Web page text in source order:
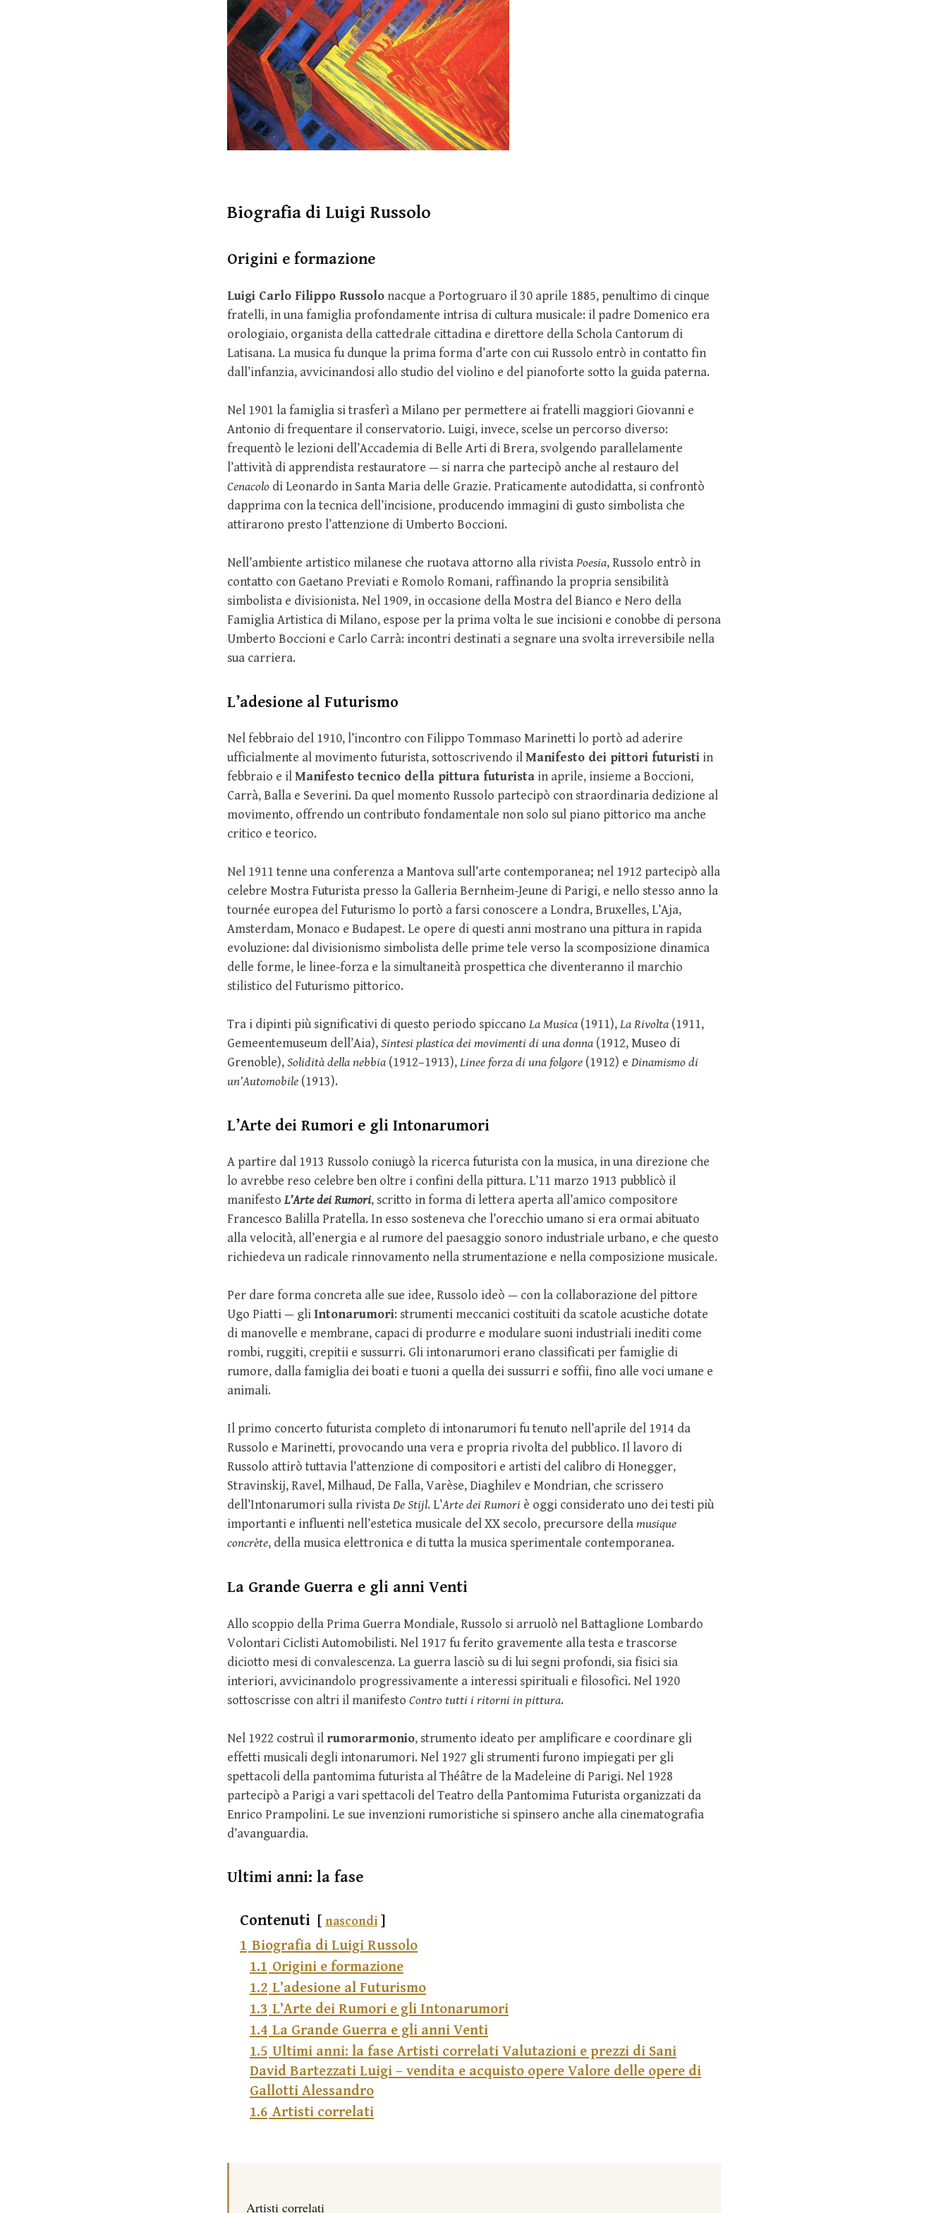
Biografia di Luigi Russolo
Origini e formazione
Luigi Carlo Filippo Russolo nacque a Portogruaro il 30 aprile 1885, penultimo di cinque
fratelli, in una famiglia profondamente intrisa di cultura musicale: il padre Domenico era
orologiaio, organista della cattedrale cittadina e direttore della Schola Cantorum di
Latisana. La musica fu dunque la prima forma d’arte con cui Russolo entrò in contatto fin
dall’infanzia, avvicinandosi allo studio del violino e del pianoforte sotto la guida paterna.
Nel 1901 la famiglia si trasferì a Milano per permettere ai fratelli maggiori Giovanni e
Antonio di frequentare il conservatorio. Luigi, invece, scelse un percorso diverso:
frequentò le lezioni dell’Accademia di Belle Arti di Brera, svolgendo parallelamente
l’attività di apprendista restauratore — si narra che partecipò anche al restauro del
Cenacolo di Leonardo in Santa Maria delle Grazie. Praticamente autodidatta, si confrontò
dapprima con la tecnica dell’incisione, producendo immagini di gusto simbolista che
attirarono presto l’attenzione di Umberto Boccioni.
Nell’ambiente artistico milanese che ruotava attorno alla rivistaPoesia, Russolo entrò in
contatto con Gaetano Previati e Romolo Romani, raffinando la propria sensibilità
simbolista e divisionista. Nel 1909, in occasione della Mostra del Bianco e Nero della
Famiglia Artistica di Milano, espose per la prima volta le sue incisioni e conobbe di persona
Umberto Boccioni e Carlo Carrà: incontri destinati a segnare una svolta irreversibile nella
sua carriera.
L’adesione al Futurismo
Nel febbraio del 1910, l’incontro con Filippo Tommaso Marinetti lo portò ad aderire
ufficialmente al movimento futurista, sottoscrivendo ilManifesto dei pittori futuristi in
febbraio e ilManifesto tecnico della pittura futurista in aprile, insieme a Boccioni,
Carrà, Balla e Severini. Da quel momento Russolo partecipò con straordinaria dedizione al
movimento, offrendo un contributo fondamentale non solo sul piano pittorico ma anche
critico e teorico.
Nel 1911 tenne una conferenza a Mantova sull’arte contemporanea; nel 1912 partecipò alla
celebre Mostra Futurista presso la Galleria Bernheim-Jeune di Parigi, e nello stesso anno la
tournée europea del Futurismo lo portò a farsi conoscere a Londra, Bruxelles, L’Aja,
Amsterdam, Monaco e Budapest. Le opere di questi anni mostrano una pittura in rapida
evoluzione: dal divisionismo simbolista delle prime tele verso la scomposizione dinamica
delle forme, le linee-forza e la simultaneità prospettica che diventeranno il marchio
stilistico del Futurismo pittorico.
Tra i dipinti più significativi di questo periodo spiccano La Musica (1911),La Rivolta (1911,
Gemeentemuseum dell’Aia),Sintesi plastica dei movimenti di una donna (1912, Museo di
Grenoble),Solidità della nebbia (1912–1913),Linee forza di una folgore (1912) e Dinamismo di
un’Automobile (1913).
L’Arte dei Rumori e gli Intonarumori
A partire dal 1913 Russolo coniugò la ricerca futurista con la musica, in una direzione che
lo avrebbe reso celebre ben oltre i confini della pittura. L’11 marzo 1913 pubblicò il
manifesto L’Arte dei Rumori, scritto in forma di lettera aperta all’amico compositore
Francesco Balilla Pratella. In esso sosteneva che l’orecchio umano si era ormai abituato
alla velocità, all’energia e al rumore del paesaggio sonoro industriale urbano, e che questo
richiedeva un radicale rinnovamento nella strumentazione e nella composizione musicale.
Per dare forma concreta alle sue idee, Russolo ideò — con la collaborazione del pittore
Ugo Piatti — gliIntonarumori: strumenti meccanici costituiti da scatole acustiche dotate
di manovelle e membrane, capaci di produrre e modulare suoni industriali inediti come
rombi, ruggiti, crepitii e sussurri. Gli intonarumori erano classificati per famiglie di
rumore, dalla famiglia dei boati e tuoni a quella dei sussurri e soffii, fino alle voci umane e
animali.
Il primo concerto futurista completo di intonarumori fu tenuto nell’aprile del 1914 da
Russolo e Marinetti, provocando una vera e propria rivolta del pubblico. Il lavoro di
Russolo attirò tuttavia l’attenzione di compositori e artisti del calibro di Honegger,
Stravinskij, Ravel, Milhaud, De Falla, Varèse, Diaghilev e Mondrian, che scrissero
dell’Intonarumori sulla rivistaDe Stijl. L’Arte dei Rumori è oggi considerato uno dei testi più
importanti e influenti nell’estetica musicale del XX secolo, precursore dellamusique
concrète, della musica elettronica e di tutta la musica sperimentale contemporanea.
La Grande Guerra e gli anni Venti
Allo scoppio della Prima Guerra Mondiale, Russolo si arruolò nel Battaglione Lombardo
Volontari Ciclisti Automobilisti. Nel 1917 fu ferito gravemente alla testa e trascorse
diciotto mesi di convalescenza. La guerra lasciò su di lui segni profondi, sia fisici sia
interiori, avvicinandolo progressivamente a interessi spirituali e filosofici. Nel 1920
sottoscrisse con altri il manifesto Contro tutti i ritorni in pittura.
Nel 1922 costruì il rumorarmonio, strumento ideato per amplificare e coordinare gli
effetti musicali degli intonarumori. Nel 1927 gli strumenti furono impiegati per gli
spettacoli della pantomima futurista al Théâtre de la Madeleine di Parigi. Nel 1928
partecipò a Parigi a vari spettacoli del Teatro della Pantomima Futurista organizzati da
Enrico Prampolini. Le sue invenzioni rumoristiche si spinsero anche alla cinematografia
d’avanguardia.
Ultimi anni: la fase
Contenuti nascondi
1 Biografia di Luigi Russolo
1.1 Origini e formazione
1.2 L’adesione al Futurismo
1.3 L’Arte dei Rumori e gli Intonarumori
1.4 La Grande Guerra e gli anni Venti
1.5 Ultimi anni: la fase Artisti correlati Valutazioni e prezzi di Sani
David Bartezzati Luigi – vendita e acquisto opere Valore delle opere di
Gallotti Alessandro
1.6 Artisti correlati
Artisti correlati